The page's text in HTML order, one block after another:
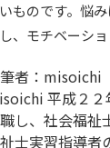
ものです。悩
、モチベーシ
者：misoichi
平成２２
し、社会福祉
士実習指導者